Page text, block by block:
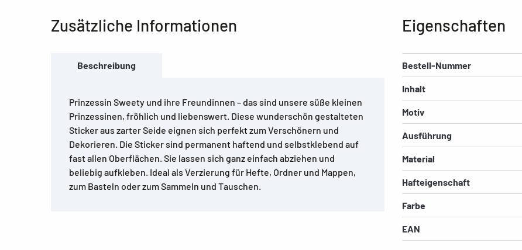
Zusätzliche Informationen
Beschreibung
Prinzessin Sweety und ihre Freundinnen – das sind unsere süße kleinen
Prinzessinen, fröhlich und liebenswert. Diese wunderschön gestalteten
Sticker aus zarter Seide eignen sich perfekt zum Verschönern und
Dekorieren. Die Sticker sind permanent haftend und selbstklebend auf
fast allen Oberflächen. Sie lassen sich ganz einfach abziehen und
beliebig aufkleben. Ideal als Verzierung für Hefte, Ordner und Mappen,
zum Basteln oder zum Sammeln und Tauschen.
Eigenschaften
Bestell-Nummer
Inhalt
Motiv
Ausführung
Material
Hafteigenschaft
Farbe
EAN